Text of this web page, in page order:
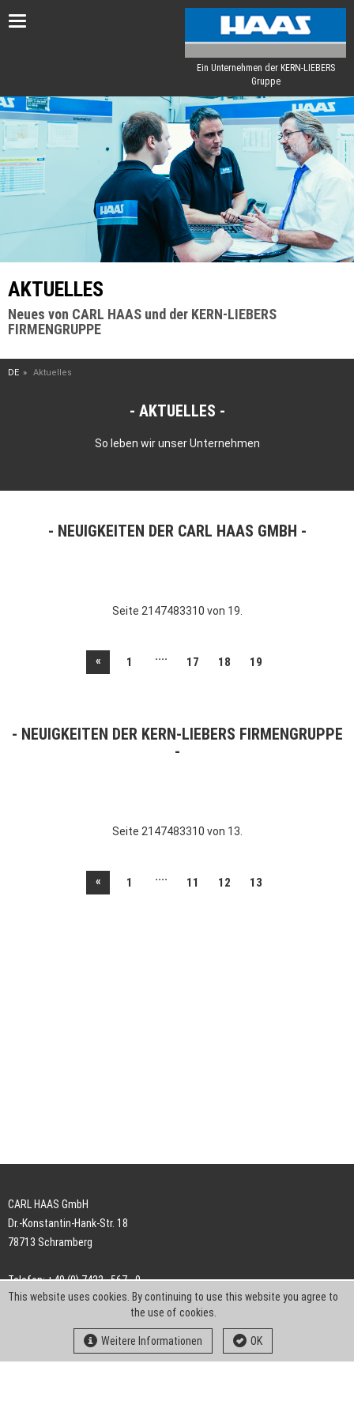
Toggle
Ein Unternehmen der KERN-LIEBERS
Gruppe
AKTUELLES
Neues von CARL HAAS und der KERN-LIEBERS
FIRMENGRUPPE
DE Aktuelles
AKTUELLES
So leben wir unser Unternehmen
NEUIGKEITEN DER CARL HAAS GMBH
Seite 2147483310 von 19.
« 1 .... 17 18 19
NEUIGKEITEN DER KERN-LIEBERS FIRMENGRUPPE
Seite 2147483310 von 13.
« 1 .... 11 12 13
CARL HAAS GmbH
Dr.-Konstantin-Hank-Str. 18
78713 Schramberg
Telefon: +49 (0) 7422 . 567 - 0
Telefax: +49 (0) 7422 . 567 - 239
info-ch@kern-liebers.com
This website uses cookies. By continuing to use this website you agree to
the use of cookies.
Weitere Informationen OK